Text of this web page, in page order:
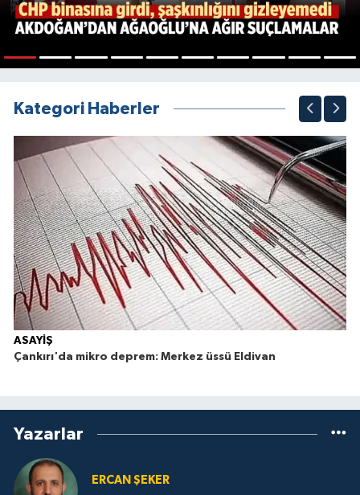
Kategori Haberler
ASAYİŞ
Çankırı'da mikro deprem: Merkez üssü Eldivan
Yazarlar
ERCAN ŞEKER